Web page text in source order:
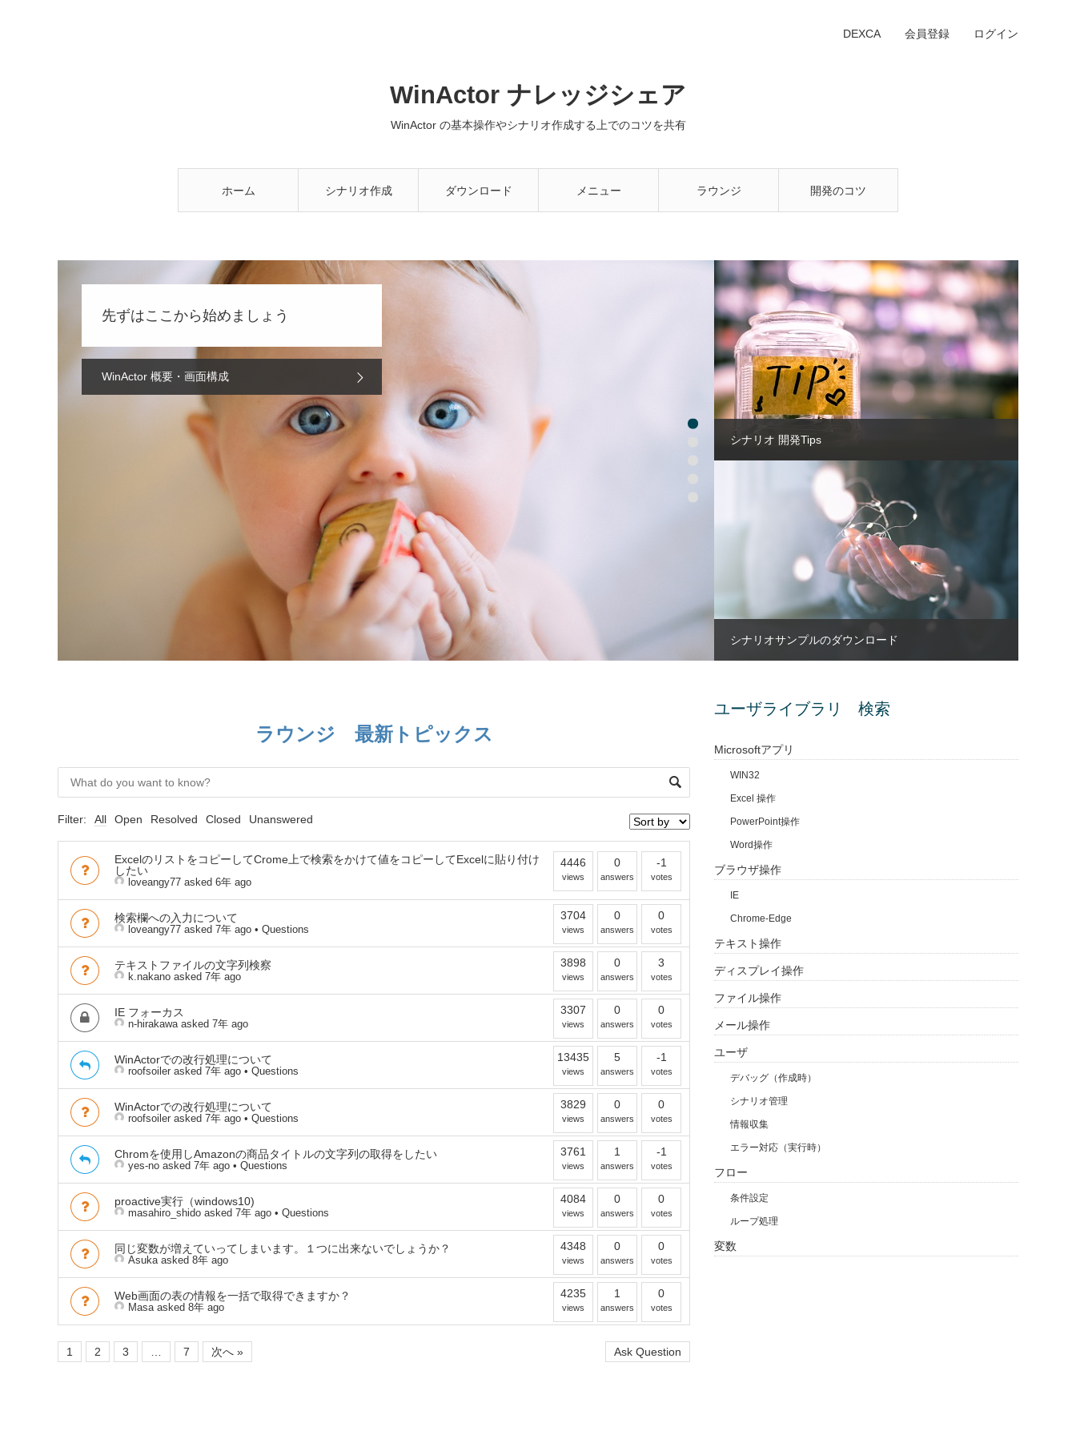
WinActor ナレッジシェア
WinActor の基本操作やシナリオ作成する上でのコツを共有
ホーム シナリオ作成 ダウンロード メニュー ラウンジ 開発のコツ
DEXCA 会員登録 ログイン
先ずはここから始めましょう
WinActor 概要・画面構成
初歩的なシナリオ作成手順を学べます
シナリオ 開発Tips
シナリオサンプルのダウンロード
ラウンジ 最新トピックス
Filter: All Open Resolved Closed Unanswered
ExcelのリストをコピーしてCrome上で検索をかけて値をコピーしてExcelに貼り付け
したい
loveangy77 asked 6年 ago
4446
views
0
answers
-1
votes
検索欄への入力について
loveangy77 asked 7年 ago • Questions
3704
views
0
answers
0
votes
テキストファイルの文字列検察
k.nakano asked 7年 ago
3898
views
0
answers
3
votes
IE フォーカス
n-hirakawaasked 7年 ago
3307
views
0
answers
0
votes
WinActorでの改行処理について
roofsoiler asked 7年 ago • Questions
13435
views
5
answers
-1
votes
WinActorでの改行処理について
roofsoiler asked 7年 ago • Questions
3829
views
0
answers
0
votes
Chromを使用しAmazonの商品タイトルの文字列の取得をしたい
yes-no asked 7年 ago • Questions
3761
views
1
answers
-1
votes
proactive実行（windows10)
masahiro_shido asked 7年 ago • Questions
4084
views
0
answers
0
votes
同じ変数が増えていってしまいます。１つに出来ないでしょうか？
Asukaasked 8年 ago
4348
views
0
answers
0
votes
Web画面の表の情報を一括で取得できますか？
Masaasked 8年 ago
4235
views
1
answers
0
votes
1 2 3 7 次へ » Ask Question
ユーザライブラリ 検索
Microsoftアプリ
WIN32
Excel 操作
PowerPoint操作
Word操作
ブラウザ操作
IE
Chrome-Edge
テキスト操作
ディスプレイ操作
ファイル操作
メール操作
ユーザ
デバッグ（作成時）
シナリオ管理
情報収集
エラー対応（実行時）
フロー
条件設定
ループ処理
変数